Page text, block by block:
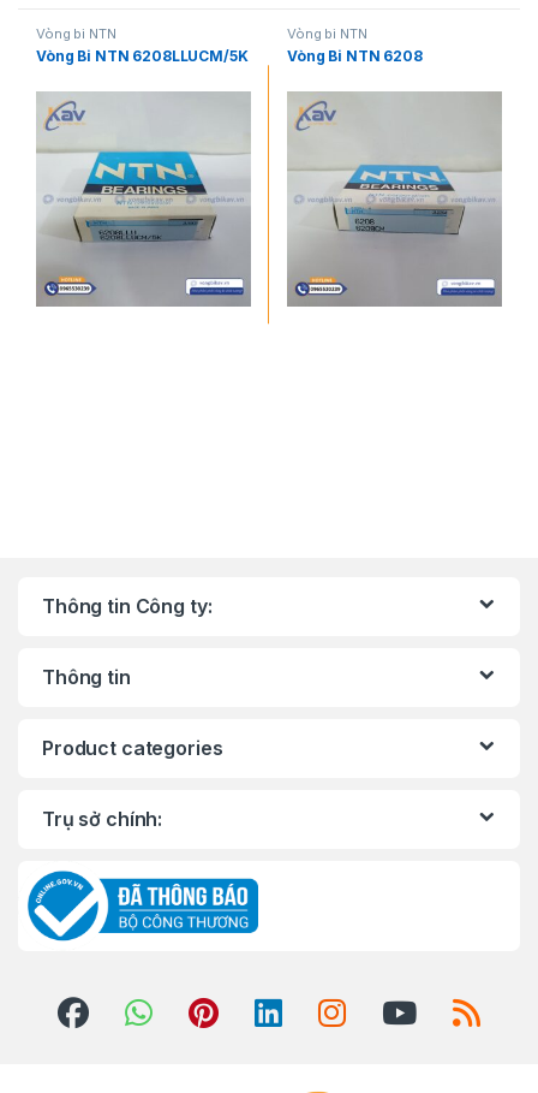
Vòng bi NTN
Vòng Bi NTN 6208LLUCM/5K
Vòng bi NTN
Vòng Bi NTN 6208
Thông tin Công ty:
Thông tin
Product categories
Trụ sở chính: